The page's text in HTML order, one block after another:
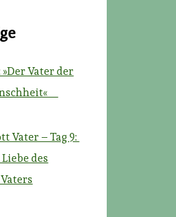
»Der Vater der
Vater – Tag 9:
des